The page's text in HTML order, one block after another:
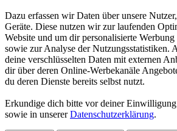
Dazu erfassen wir Daten über unsere
Geräte. Diese nutzen wir zur laufenden
Website und um dir personalisierte
sowie zur Analyse der Nutzungsstatistiken.
deine verschlüsselten Daten mit externen
dir über deren Online-Werbekanäle
du deren Dienste bereits selbst nutzt.
Erkundige dich bitte vor deiner
sowie in unsererDatenschutzerklärung.